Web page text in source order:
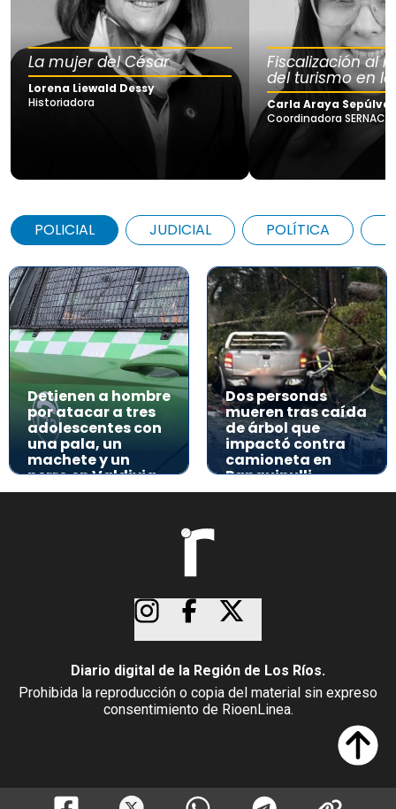
La mujer del César
Lorena Liewald Dessy
Historiadora
Fiscalización al
del turismo en
Carla Araya
Coordinadora SERNAC
POLICIAL JUDICIAL POLÍTICA
Detienen a hombre
por atacar a tres
adolescentes con
una pala, un
machete y un
perro en Valdivia
Dos personas
mueren tras caída
de árbol que
impactó contra
camioneta en
Panguipulli
Diario digital de la Región de Los Ríos.
Prohibida la reproducción o copia del material sin expreso
consentimiento de RioenLinea.